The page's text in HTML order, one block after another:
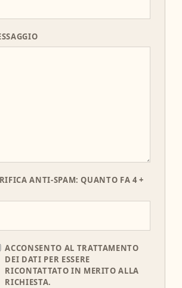
37016
Garda
+39
045
ANTI-SPAM: QUANTO FA 4 +
ACCONSENTO AL TRATTAMENTO
DEI DATI PER ESSERE
RICONTATTATO IN MERITO ALLA
RICHIESTA.